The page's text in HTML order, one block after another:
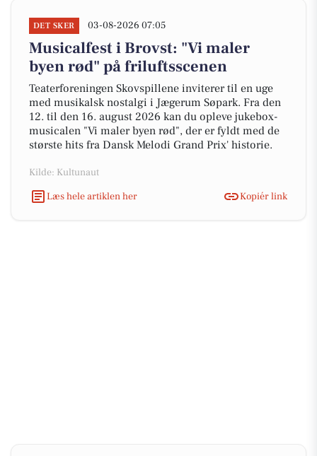
DET SKER 03-08-2026 07:05
Musicalfest i Brovst: "Vi maler
byen rød" på friluftsscenen
Teaterforeningen Skovspillene inviterer til en uge
med musikalsk nostalgi i Jægerum Søpark. Fra den
12. til den 16. august 2026 kan du opleve jukebox-
musicalen "Vi maler byen rød", der er fyldt med de
største hits fra Dansk Melodi Grand Prix' historie.
Kilde: Kultunaut
Læs hele artiklen her
Kopiér link